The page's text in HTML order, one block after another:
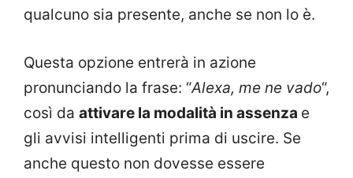
qualcuno sia presente, anche se non lo è.
Questa opzione entrerà in azione
pronunciando la frase: “Alexa, me ne vado“,
così da attivare la modalità in assenza e
gli avvisi intelligenti prima di uscire. Se
anche questo non dovesse essere